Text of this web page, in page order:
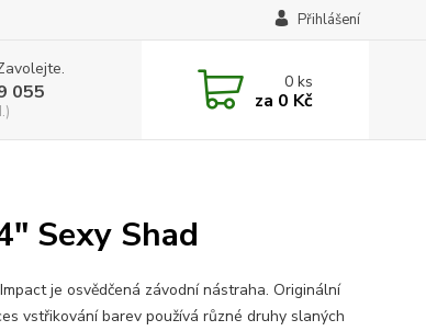
Přihlášení
055 0ks
za 0 Kč
Sexy Shad
je osvědčená závodní nástraha. Originální
vstřikování barev používá různé druhy slaných